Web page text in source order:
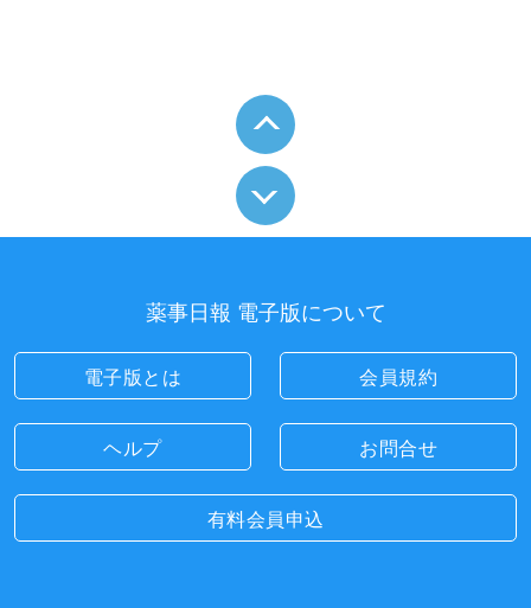
薬事日報 電子版について
電子版とは 会員規約
ヘルプ お問合せ
有料会員申込